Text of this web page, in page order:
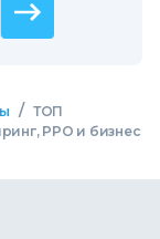
/ ТОП
РРО и бизнес